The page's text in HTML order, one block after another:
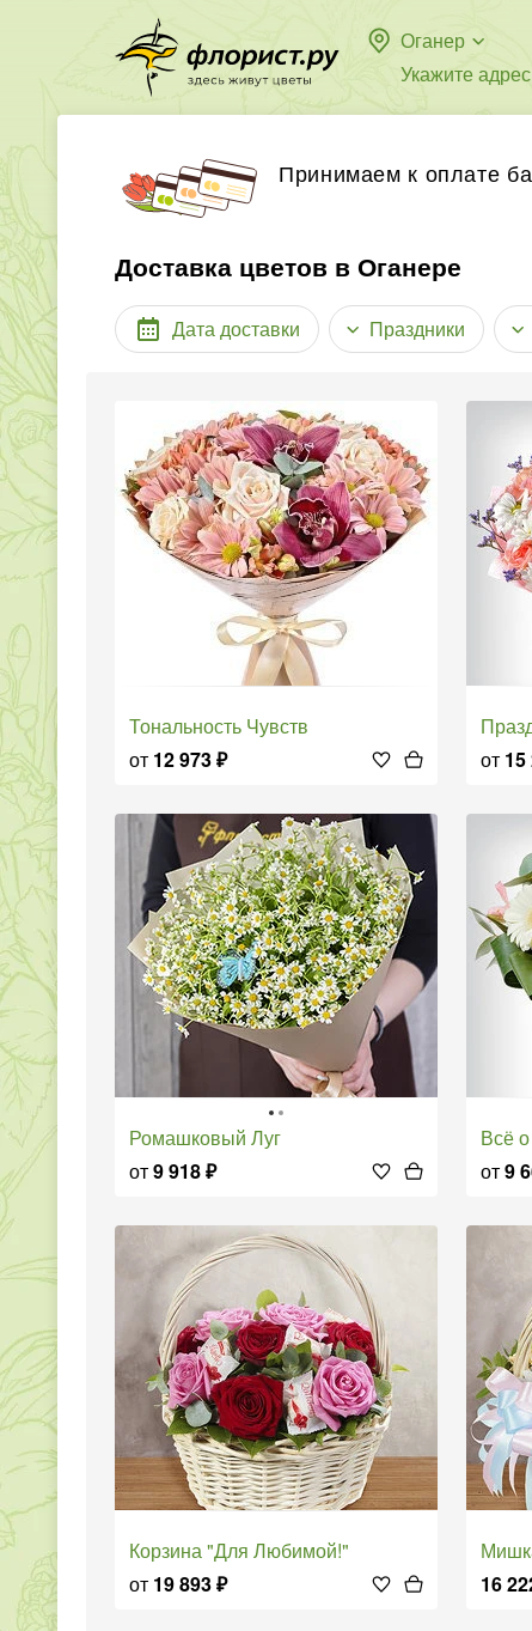
Оганер
Укажите адрес
Принимаем к оплате
Доставка цветов в Оганере
Дата доставки Праздники
Тональность Чувств
от 12 973₽
от 15
Ромашковый Луг
от9 918₽
Всё
от9
Корзина "Для Любимой!"
от 19 893₽
16